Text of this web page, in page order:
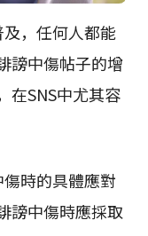
，任何人都能
謗中傷帖子的增
在SNS中尤其容
時的具體應對
謗中傷時應採取